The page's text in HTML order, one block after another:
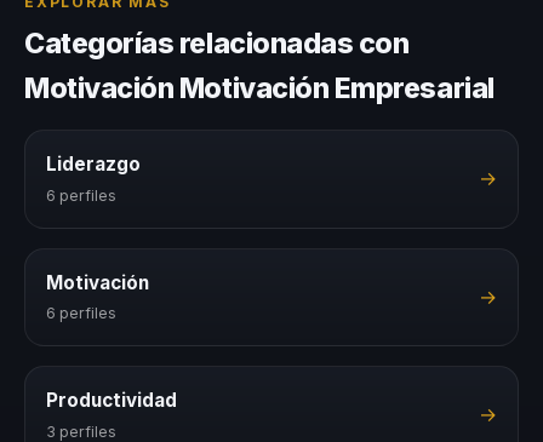
Categorías relacionadas con
Motivación Motivación Empresarial
Liderazgo
6 perfiles
→
Motivación
6 perfiles
→
Productividad
3 perfiles
→